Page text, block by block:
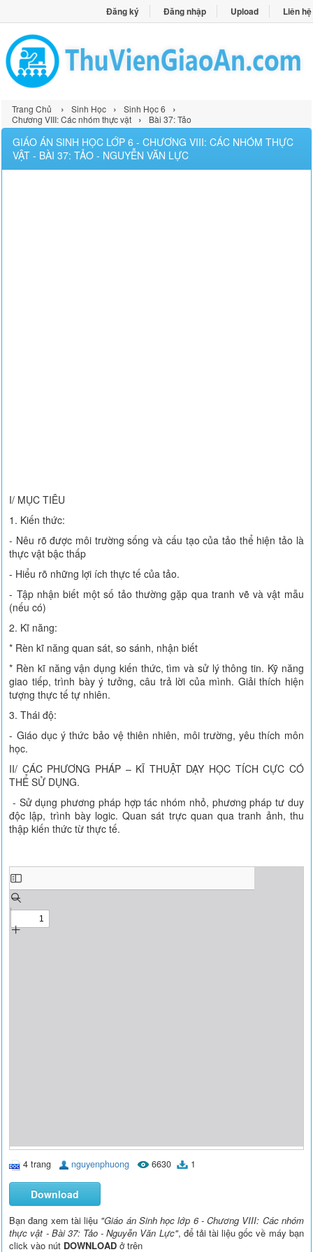
Đăng ký Đăng nhập Upload Liên hệ
Trang Chủ › Sinh Học › Sinh Học 6 ›
Chương VIII: Các nhóm thực vật › Bài 37: Tảo
GIÁO ÁN SINH HỌC LỚP 6 - CHƯƠNG VIII: CÁC NHÓM THỰC
VẬT - BÀI 37: TẢO - NGUYỄN VĂN LỰC
I/ MỤC TIÊU
1. Kiến thức:
- Nêu rõ được môi trường sống và cấu tạo của tảo thể hiện tảo là
thực vật bậc thấp
- Hiểu rõ những lợi ích thực tế của tảo.
- Tập nhận biết một số tảo thường gặp qua tranh vẽ và vật mẫu
(nếu có)
2. Kĩ năng:
* Rèn kĩ năng quan sát, so sánh, nhận biết
* Rèn kĩ năng vận dụng kiến thức, tìm và sử lý thông tin. Kỹ năng
giao tiếp, trình bày ý tưởng, câu trả lời của mình. Giải thích hiện
tượng thực tế tự nhiên.
3. Thái độ:
- Giáo dục ý thức bảo vệ thiên nhiên, môi trường, yêu thích môn
học.
II/ CÁC PHƯƠNG PHÁP – KĨ THUẬT DẠY HỌC TÍCH CỰC CÓ
THỂ SỬ DỤNG.
- Sử dụng phương pháp hợp tác nhóm nhỏ, phương pháp tư duy
độc lập, trình bày logic. Quan sát trực quan qua tranh ảnh, thu
thập kiến thức từ thực tế.
4 trang nguyenphuong 6630 1
Download
Bạn đang xem tài liệu "Giáo án Sinh học lớp 6 - Chương VIII: Các nhóm
thực vật - Bài 37: Tảo - Nguyễn Văn Lực", để tải tài liệu gốc về máy bạn
click vào nút DOWNLOAD ở trên